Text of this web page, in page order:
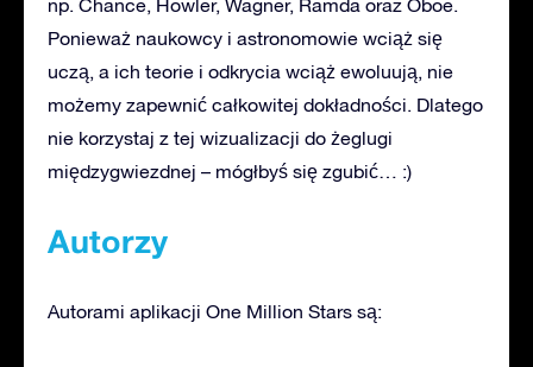
np. Chance, Howler, Wagner, Ramda oraz Oboe.
Ponieważ naukowcy i astronomowie wciąż się
uczą, a ich teorie i odkrycia wciąż ewoluują, nie
możemy zapewnić całkowitej dokładności. Dlatego
nie korzystaj z tej wizualizacji do żeglugi
międzygwiezdnej – mógłbyś się zgubić… :)
Autorzy
Autorami aplikacji One Million Stars są: